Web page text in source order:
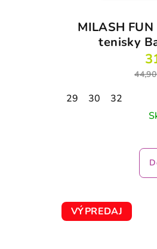
MILASH
tenisky
29 30
32
VÝPREDAJ